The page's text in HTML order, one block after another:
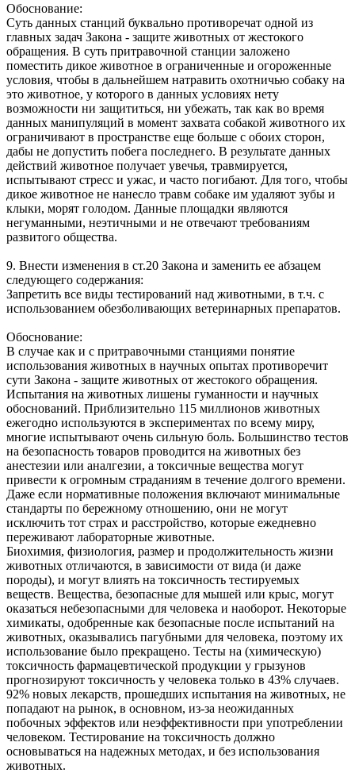
Обоснование:
Суть данных станций буквально противоречат одной из
главных задач Закона - защите животных от жестокого
обращения. В суть притравочной станции заложено
поместить дикое животное в ограниченные и огороженные
условия, чтобы в дальнейшем натравить охотничью собаку на
это животное, у которого в данных условиях нету
возможности ни защититься, ни убежать, так как во время
данных манипуляций в момент захвата собакой животного их
ограничивают в пространстве еще больше с обоих сторон,
дабы не допустить побега последнего. В результате данных
действий животное получает увечья, травмируется,
испытывают стресс и ужас, и часто погибают. Для того, чтобы
дикое животное не нанесло травм собаке им удаляют зубы и
клыки, морят голодом. Данные площадки являются
негуманными, неэтичными и не отвечают требованиям
развитого общества.
9. Внести изменения в ст.20 Закона и заменить ее абзацем
следующего содержания:
Запретить все виды тестирований над животными, в т.ч. с
использованием обезболивающих ветеринарных препаратов.
Обоснование:
В случае как и с притравочными станциями понятие
использования животных в научных опытах противоречит
сути Закона - защите животных от жестокого обращения.
Испытания на животных лишены гуманности и научных
обоснований. Приблизительно 115 миллионов животных
ежегодно используются в экспериментах по всему миру,
многие испытывают очень сильную боль. Большинство тестов
на безопасность товаров проводится на животных без
анестезии или аналгезии, а токсичные вещества могут
привести к огромным страданиям в течение долгого времени.
Даже если нормативные положения включают минимальные
стандарты по бережному отношению, они не могут
исключить тот страх и расстройство, которые ежедневно
переживают лабораторные животные.
Биохимия, физиология, размер и продолжительность жизни
животных отличаются, в зависимости от вида (и даже
породы), и могут влиять на токсичность тестируемых
веществ. Вещества, безопасные для мышей или крыс, могут
оказаться небезопасными для человека и наоборот. Некоторые
химикаты, одобренные как безопасные после испытаний на
животных, оказывались пагубными для человека, поэтому их
использование было прекращено. Тесты на (химическую)
токсичность фармацевтической продукции у грызунов
прогнозируют токсичность у человека только в 43% случаев.
92% новых лекарств, прошедших испытания на животных, не
попадают на рынок, в основном, из-за неожиданных
побочных эффектов или неэффективности при употреблении
человеком. Тестирование на токсичность должно
основываться на надежных методах, и без использования
животных.